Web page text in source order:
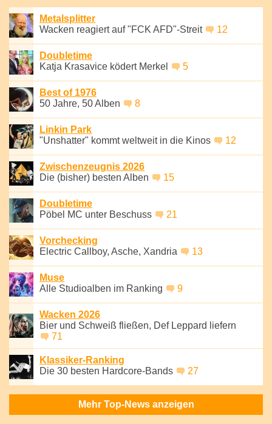
Metalsplitter
Wacken reagiert auf "FCK AFD"-Streit
12
Doubletime
Katja Krasavice ködert Merkel
5
Best of 1976
50 Jahre, 50 Alben
8
Linkin Park
"Unshatter" kommt weltweit in die Kinos
12
Zwischenzeugnis 2026
Die (bisher) besten Alben
15
Doubletime
Pöbel MC unter Beschuss
21
Vorchecking
Electric Callboy, Asche, Xandria
13
Muse
Alle Studioalben im Ranking
9
Wacken 2026
Bier und Schweiß fließen, Def Leppard liefern
71
Klassiker-Ranking
Die 30 besten Hardcore-Bands
27
Mehr Top-News anzeigen